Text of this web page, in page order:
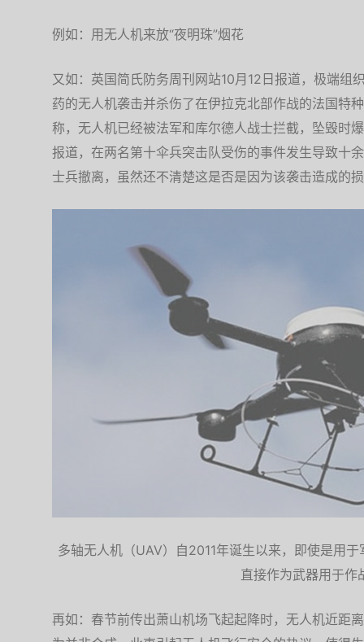
例如：用无人机来放“夜明珠”烟花
又如：英国简氏防务周刊网站10月12日报道，极端组
药的无人机袭击并杀伤了在伊拉克北部作战的法国特
称，无人机已经被法军和库尔德人战士拦截，坠毁时
报道，在两名第十伞兵突击队受伤的事件发生导致十
士兵撤离，虽然还不清楚这是否是因为该袭击造成的
多轴无人机（UAV）自2011年诞生以来，即使是用
直接作为武器用于作
再如：春节前传出萧山机场飞起起降时，无人机近距